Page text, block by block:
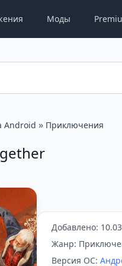
Моды
Android » Приключения
Добавлено:
Жанр:
Версия ОС: